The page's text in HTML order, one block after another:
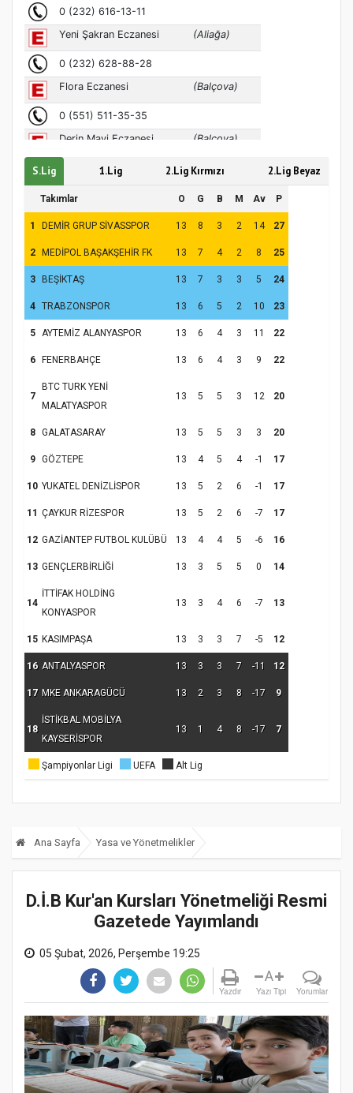
koparıyor mu?
S.Lig 1.Lig 2.Lig Kırmızı 2.Lig Beyaz
Takımlar O G B M Av P
1 DEMİR GRUP SİVASSPOR 13 8 3 2 14 27
2 MEDİPOL BAŞAKŞEHİR FK 13 7 4 2 8 25
3 BEŞİKTAŞ 13 7 3 3 5 24
4 TRABZONSPOR 13 6 5 2 10 23
5 AYTEMİZ ALANYASPOR 13 6 4 3 11 22
6 FENERBAHÇE 13 6 4 3 9 22
7
BTC TURK YENİ
MALATYASPOR
13 5 5 3 12 20
8 GALATASARAY 13 5 5 3 3 20
9 GÖZTEPE 13 4 5 4 -1 17
10 YUKATEL DENİZLİSPOR 13 5 2 6 -1 17
11 ÇAYKUR RİZESPOR 13 5 2 6 -7 17
12 GAZİANTEP FUTBOL KULÜBÜ 13 4 4 5 -6 16
13 GENÇLERBİRLİĞİ 13 3 5 5 0 14
14
İTTİFAK HOLDİNG
KONYASPOR
13 3 4 6 -7 13
15 KASIMPAŞA 13 3 3 7 -5 12
16 ANTALYASPOR 13 3 3 7 -11 12
17 MKE ANKARAGÜCÜ 13 2 3 8 -17 9
18
İSTİKBAL MOBİLYA
KAYSERİSPOR
13 1 4 8 -17 7
Şampiyonlar Ligi UEFA Alt Lig
Ana Sayfa Yasa ve Yönetmelikler
D.İ.B Kur'an Kursları Yönetmeliği Resmi
Gazetede Yayımlandı
05 Şubat, 2026, Perşembe 19:25
Yazdır
A
Yazı Tipi Yorumlar